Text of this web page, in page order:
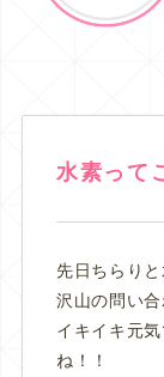
水素って
先日ちらり
沢山の問い
イキイキ元
ね！！